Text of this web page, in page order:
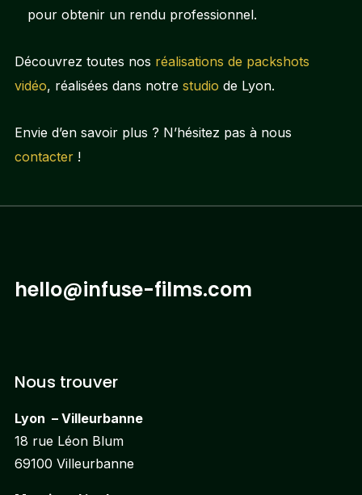
pour obtenir un rendu professionnel.
Découvrez toutes nos réalisations de packshots
vidéo, réalisées dans notre studio de Lyon.
Envie d’en savoir plus ? N’hésitez pas à nous
contacter!
hello@infuse-films.com
Nous trouver
Lyon – Villeurbanne
18 rue Léon Blum
69100 Villeurbanne